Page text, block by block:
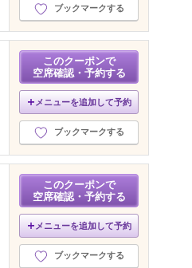
ブックマークする
このクーポンで
空席確認・予約する
メニューを追加して予約
ブックマークする
このクーポンで
空席確認・予約する
メニューを追加して予約
ブックマークする